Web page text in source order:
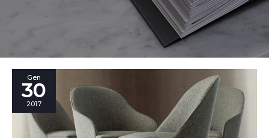
Gen
30
2017
sedia
Judy